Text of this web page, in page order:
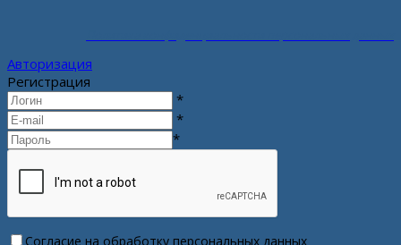
Авторизация
Регистрация
*
*
*
Согласие на обработку персональных данных